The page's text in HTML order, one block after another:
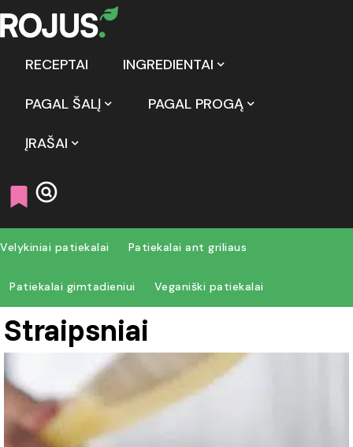
RECEPTAI INGREDIENTAI
PAGAL ŠALĮ PAGAL PROGĄ
ĮRAŠAI
Velykiniai patiekalai Patiekalai ant griliaus
Patiekalai gimtadieniui Veganiški patiekalai
Straipsniai